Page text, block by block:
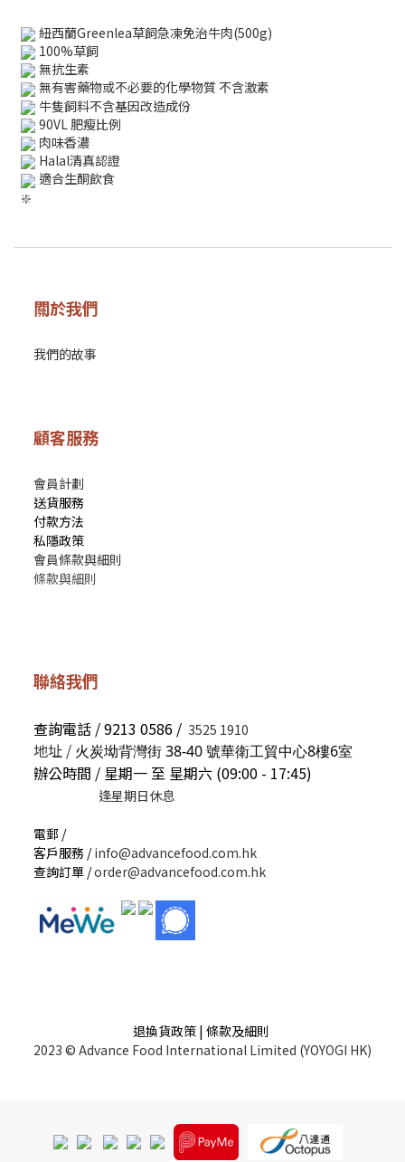
紐西蘭Greenlea草飼急凍免治牛肉(500g)
100%草飼
無抗生素
無有害藥物或不必要的化學物質 不含激素
牛隻飼料不含基因改造成份
90VL 肥瘦比例
肉味香濃
Halal清真認證
適合生酮飲食
關於我們
我們的故事
顧客服務
會員計劃
送貨服務
付款方法
私隱政策
會員條款與細則
條款與細則
聯絡我們
查詢電話 / 9213 0586 / 3525 1910
地址 / 火炭坳背灣街 38-40 號華衛工貿中心8樓6室
辦公時間 / 星期一 至 星期六 (09:00 - 17:45)
逢星期日休息
電郵 /
客戶服務 /info@advancefood.com.hk
查詢訂單 /order@advancefood.com.hk
退換貨政策 | 條款及細則
2023 © Advance Food International Limited (YOYOGI HK)